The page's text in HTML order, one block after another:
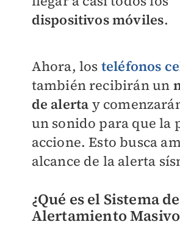
dispositivos móviles.
Ahora, los teléfonos
también recibirán un
de alerta y
un sonido para que la
accione. Esto busca
alcance de la alerta
¿Qué es el Sistema de
Alertamiento